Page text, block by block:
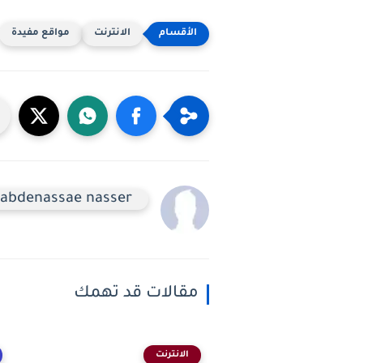
الانترنت مواقع مفيدة
abdenassae nasser
مقالات قد تهمك
الانترنت